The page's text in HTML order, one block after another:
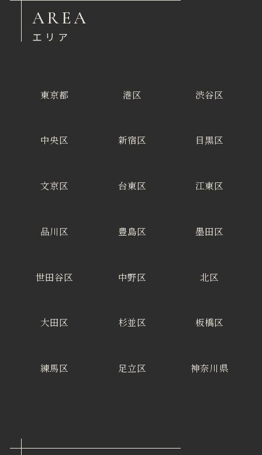
AREA
エリア
東京都 港区 渋谷区
中央区 新宿区 目黒区
文京区 台東区 江東区
品川区 豊島区 墨田区
世田谷区 中野区 北区
大田区 杉並区 板橋区
練馬区 足立区 神奈川県